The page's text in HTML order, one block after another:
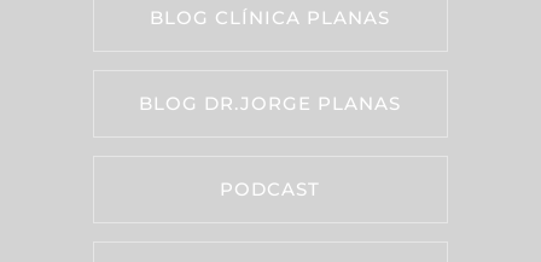
BLOG CLÍNICA PLANAS
BLOG DR.JORGE PLANAS
PODCAST